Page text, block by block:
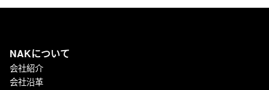
NAKについて
会社紹介
会社沿革